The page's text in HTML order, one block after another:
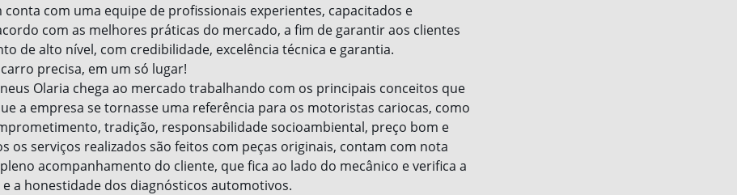
conta com uma equipe de profissionais experientes, capacitados e
com as melhores práticas do mercado, a fim de garantir aos clientes
de alto nível, com credibilidade, excelência técnica e garantia.
precisa, em um só lugar!
Olaria chega ao mercado trabalhando com os principais conceitos que
a empresa se tornasse uma referência para os motoristas cariocas, como
tradição, responsabilidade socioambiental, preço bom e
os serviços realizados são feitos com peças originais, contam com nota
acompanhamento do cliente, que fica ao lado do mecânico e verifica a
a honestidade dos diagnósticos automotivos.